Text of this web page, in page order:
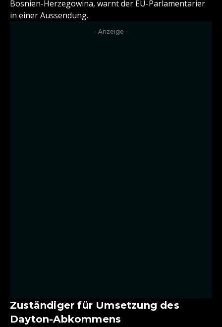
Bosnien-Herzegowina, warnt der EU-Parlamentarier
in einer Aussendung.
- Anzeige -
Zuständiger für Umsetzung des
Dayton-Abkommens